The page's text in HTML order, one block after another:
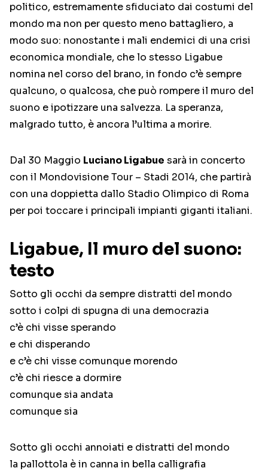
politico, estremamente sfiduciato dai costumi del
mondo ma non per questo meno battagliero, a
modo suo: nonostante i mali endemici di una crisi
economica mondiale, che lo stesso Ligabue
nomina nel corso del brano, in fondo c’è sempre
qualcuno, o qualcosa, che può rompere il muro del
suono e ipotizzare una salvezza. La speranza,
malgrado tutto, è ancora l’ultima a morire.
Dal 30 Maggio Luciano Ligabue sarà in concerto
con il Mondovisione Tour – Stadi 2014, che partirà
con una doppietta dallo Stadio Olimpico di Roma
per poi toccare i principali impianti giganti italiani.
Ligabue, Il muro del suono:
testo
Sotto gli occhi da sempre distratti del mondo
sotto i colpi di spugna di una democrazia
c’è chi visse sperando
e chi disperando
e c’è chi visse comunque morendo
c’è chi riesce a dormire
comunque sia andata
comunque sia
Sotto gli occhi annoiati e distratti del mondo
la pallottola è in canna in bella calligrafia